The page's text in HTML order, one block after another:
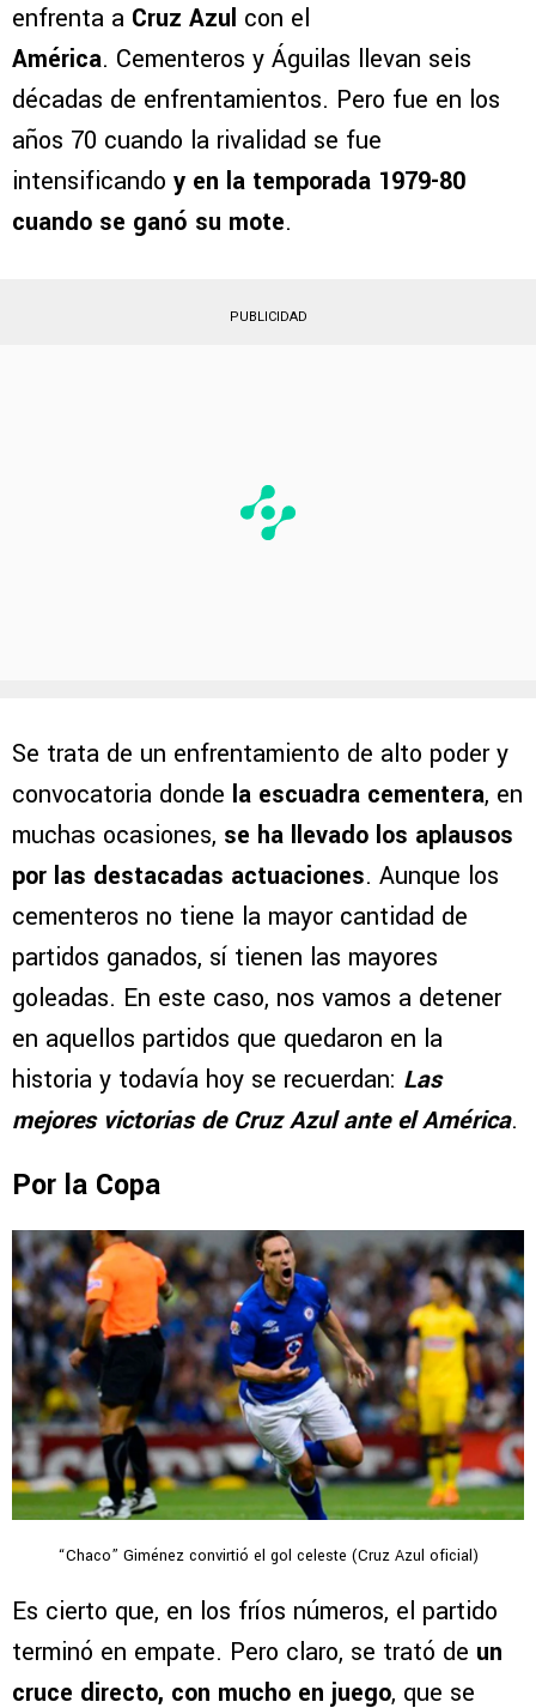
enfrenta a Cruz Azul con el
América. Cementeros y Águilas llevan seis
décadas de enfrentamientos. Pero fue en los
años 70 cuando la rivalidad se fue
intensificando y en la temporada 1979-80
cuando se ganó su mote.
PUBLICIDAD
Se trata de un enfrentamiento de alto poder y
convocatoria donde la escuadra cementera, en
muchas ocasiones, se ha llevado los aplausos
por las destacadas actuaciones. Aunque los
cementeros no tiene la mayor cantidad de
partidos ganados, sí tienen las mayores
goleadas. En este caso, nos vamos a detener
en aquellos partidos que quedaron en la
historia y todavía hoy se recuerdan: Las
mejores victorias de Cruz Azul ante el América.
Por la Copa
“Chaco” Giménez convirtió el gol celeste (Cruz Azul oficial)
Es cierto que, en los fríos números, el partido
terminó en empate. Pero claro, se trató de un
cruce directo, con mucho en juego, que se